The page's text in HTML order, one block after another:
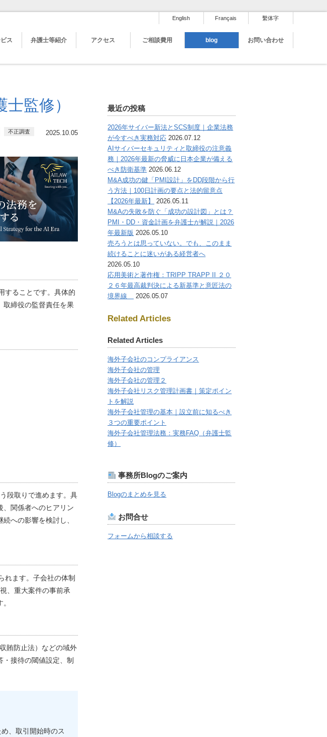
English Français 繫体字
ス 弁護士等紹介 アクセス ご相談費用 blog お問い合わせ
監修）
2025.10.05
不正調査
することです。具体的
取締役の監督責任を果
取りで進めます。具
、関係者へのヒアリン
への影響を検討し、
れます。子会社の体制
、重大案件の事前承
賄防止法）などの域外
接待の閾値設定、制
、取引開始時のス
最近の投稿
2026年サイバー新法とSCS制度｜企業法務
が今すべき実務対応 2026.07.12
AIサイバーセキュリティと取締役の注意義
務｜2026年最新の脅威に日本企業が備える
べき防衛基準 2026.06.12
M&A成功の鍵「PMI設計」をDD段階から行
う方法｜100日計画の要点と法的留意点
【2026年最新】
2026.05.11
M&Aの失敗を防ぐ「成功の設計図」とは？
PMI・DD・資金計画を弁護士が解説｜2026
年最新版 2026.05.10
売ろうとは思っていない。でも、このまま
続けることに迷いがある経営者へ
2026.05.10
応用美術と著作権：TRIPP TRAPP II ２０
２６年最高裁判決による新基準と意匠法の
境界線
2026.05.07
Related Articles
Related Articles
海外子会社のコンプライアンス
海外子会社の管理
海外子会社の管理２
海外子会社リスク管理計画書｜策定ポイン
トを解説
海外子会社管理の基本｜設立前に知るべき
３つの重要ポイント
海外子会社管理法務：実務FAQ（弁護士監
修）
事務所Blogのご案内
Blogのまとめを見る
お問合せ
フォームから相談する